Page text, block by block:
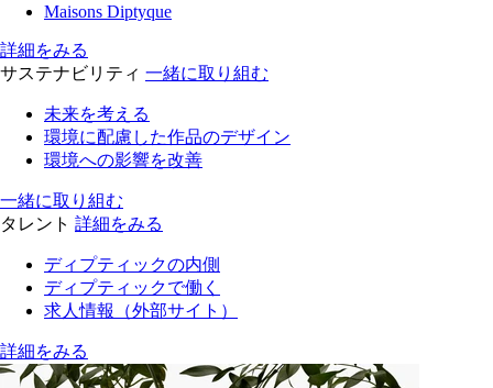
Maisons Diptyque
詳細をみる
サステナビリティ 一緒に取り組む
未来を考える
環境に配慮した作品のデザイン
環境への影響を改善
一緒に取り組む
タレント 詳細をみる
ディプティックの内側
ディプティックで働く
求人情報（外部サイト）
詳細をみる